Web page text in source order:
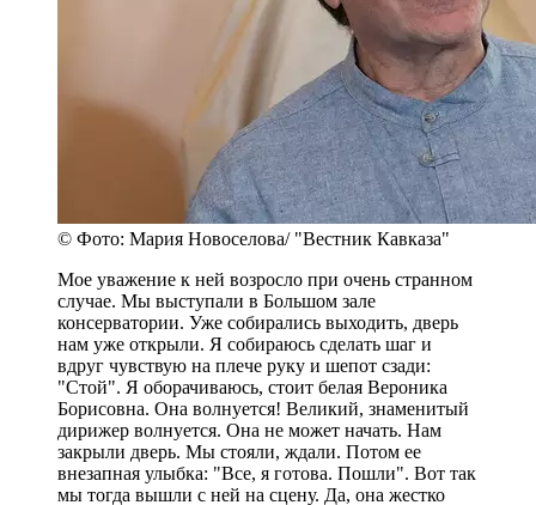
© Фото: Мария Новоселова/ "Вестник Кавказа"
Мое уважение к ней возросло при очень странном
случае. Мы выступали в Большом зале
консерватории. Уже собирались выходить, дверь
нам уже открыли. Я собираюсь сделать шаг и
вдруг чувствую на плече руку и шепот сзади:
"Стой". Я оборачиваюсь, стоит белая Вероника
Борисовна. Она волнуется! Великий, знаменитый
дирижер волнуется. Она не может начать. Нам
закрыли дверь. Мы стояли, ждали. Потом ее
внезапная улыбка: "Все, я готова. Пошли". Вот так
мы тогда вышли с ней на сцену. Да, она жестко